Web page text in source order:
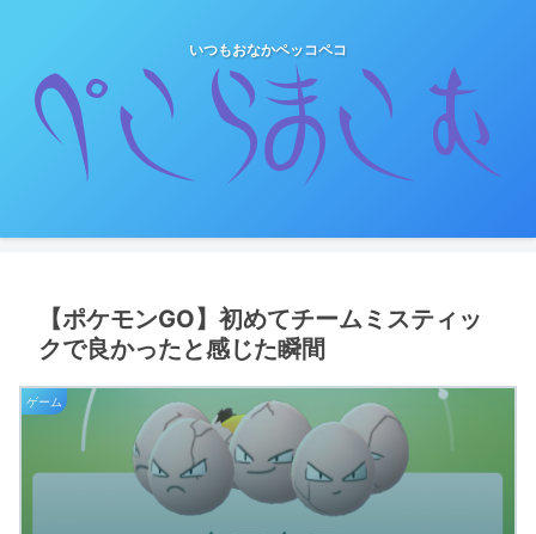
いつもおなかペッコペコ
【ポケモンGO】初めてチームミスティッ
クで良かったと感じた瞬間
ゲーム